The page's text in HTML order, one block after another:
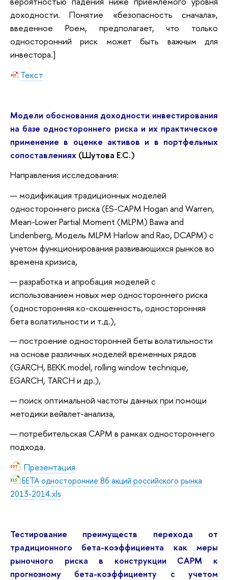
доходности. Понятие «безопасность сначала»,
введенное Роем, предполагает, что только
односторонний риск может быть важным для
инвестора.]
Текст
Модели обоснования доходности инвестирования
на базе одностороннего риска и их практическое
применение в оценке активов и в портфельных
сопоставлениях (Шутова Е.С.)
Направления исследования:
модификация традиционных моделей
одностороннего риска (ES-CAPM Hogan and Warren,
Mean-Lower Partial Moment (MLPM) Bawa and
Lindenberg, Модель MLPM Harlow and Rao, DCAPM) с
учетом функционирования развивающихся рынков во
времена кризиса,
разработка и апробация моделей с
использованием новых мер одностороннего риска
(односторонняя ко-скошенность, односторонняя
бета волатильности и т.д.),
построение односторонней беты волатильности
на основе различных моделей временных рядов
(GARCH, BEKK model, rolling window technique,
EGARCH, TARCH и др.),
поиск оптимальной частоты данных при помощи
методики вейвлет-анализа,
потребительская САРМ в рамках одностороннего
подхода.
Презентация
БЕТА односторонние 86 акций российского рынка
2013-2014.xls
Тестирование преимуществ перехода от
традиционного бета-коэффициента как меры
рыночного риска в конструкции САРМ к
прогнозному бета-коэффициенту с учетом